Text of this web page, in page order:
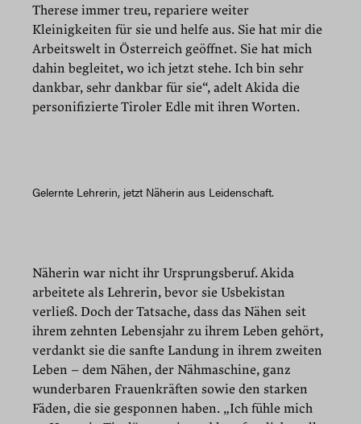
Therese immer treu, repariere weiter
Kleinigkeiten für sie und helfe aus. Sie hat mir die
Arbeitswelt in Österreich geöffnet. Sie hat mich
dahin begleitet, wo ich jetzt stehe. Ich bin sehr
dankbar, sehr dankbar für sie“, adelt Akida die
personifizierte Tiroler Edle mit ihren Worten.
Gelernte Lehrerin, jetzt Näherin aus Leidenschaft.
Näherin war nicht ihr Ursprungsberuf. Akida
arbeitete als Lehrerin, bevor sie Usbekistan
verließ. Doch der Tatsache, dass das Nähen seit
ihrem zehnten Lebensjahr zu ihrem Leben gehört,
verdankt sie die sanfte Landung in ihrem zweiten
Leben – dem Nähen, der Nähmaschine, ganz
wunderbaren Frauenkräften sowie den starken
Fäden, die sie gesponnen haben. „Ich fühle mich